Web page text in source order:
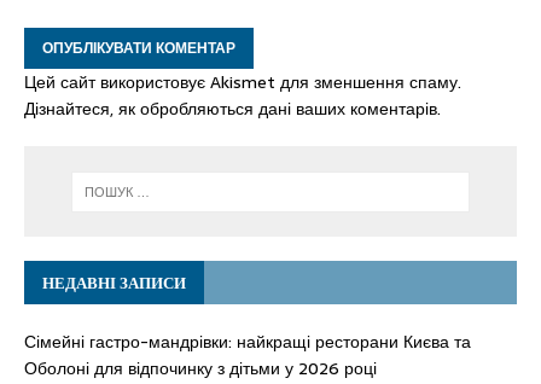
Цей сайт використовує Akismet для зменшення спаму.
Дізнайтеся, як обробляються дані ваших коментарів.
НЕДАВНІ ЗАПИСИ
Сімейні гастро-мандрівки: найкращі ресторани Києва та
Оболоні для відпочинку з дітьми у 2026 році